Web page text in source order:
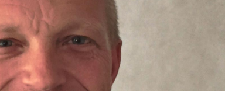
02/06/2026